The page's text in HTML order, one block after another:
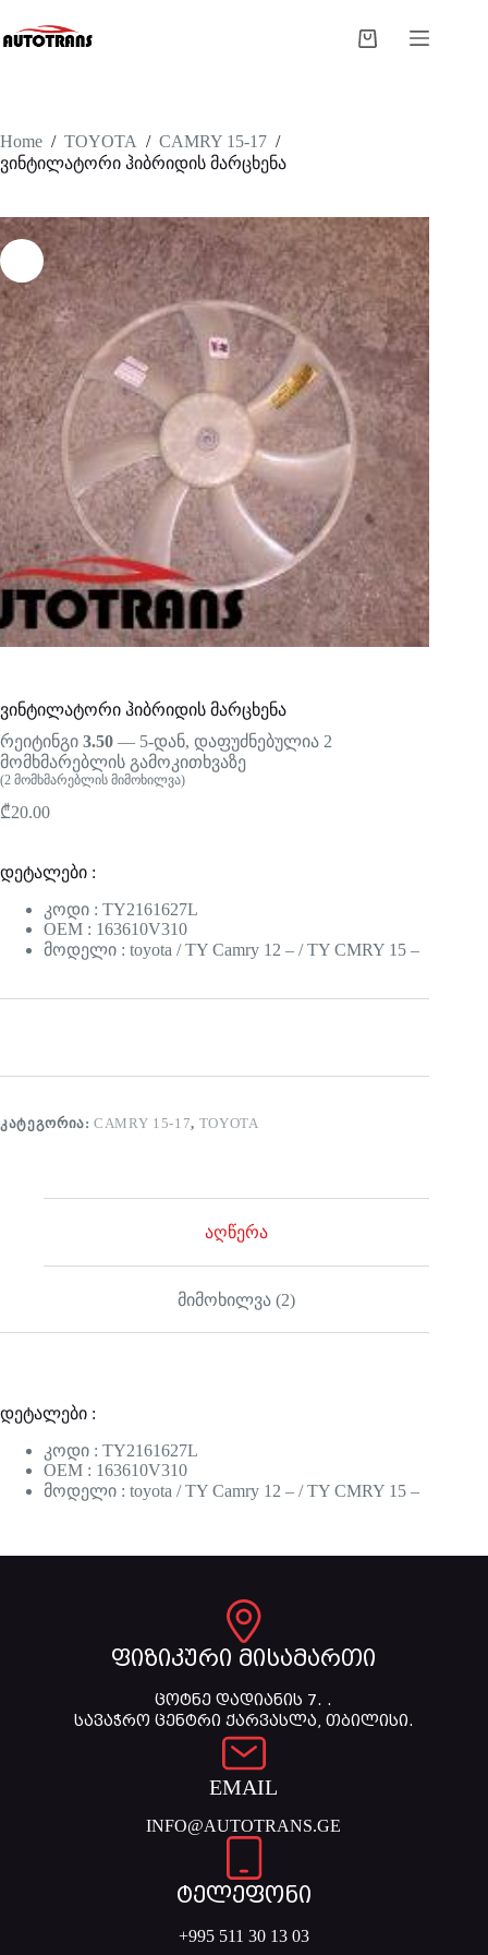
Home / TOYOTA / CAMRY 15-17 /
ვინტილატორი ჰიბრიდის მარცხენა
ვინტილატორი ჰიბრიდის მარცხენა
რეიტინგი 3.50 — 5-დან, დაფუძნებულია 2
მომხმარებლის გამოკითხვაზე
(2 მომხმარებლის მიმოხილვა)
₾20.00
დეტალები :
კოდი : TY2161627L
OEM : 163610V310
მოდელი : toyota / TY Camry 12 – / TY CMRY 15 –
ᲙᲐᲢᲔᲒᲝᲠᲘᲐ:CAMRY 15-17, TOYOTA
აღწერა
მიმოხილვა (2)
დეტალები :
კოდი : TY2161627L
OEM : 163610V310
მოდელი : toyota / TY Camry 12 – / TY CMRY 15 –
ფიზიკური მისამართი
ცოტნე დადიანის 7. .
სავაჭრო ცენტრი ქარვასლა, თბილისი.
EMAIL
INFO@AUTOTRANS.GE
ტელეფონი
+995 511 30 13 03